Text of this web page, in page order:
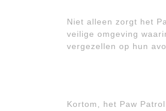
Niet alleen zorgt het
veilige omgeving
vergezellen op hun
Kortom, het Paw